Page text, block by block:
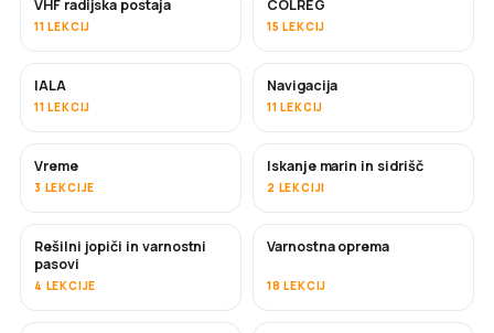
VHF radijska postaja
11 LEKCIJ
COLREG
15 LEKCIJ
IALA
11 LEKCIJ
Navigacija
11 LEKCIJ
Vreme
3 LEKCIJE
Iskanje marin in sidrišč
2 LEKCIJI
Rešilni jopiči in varnostni
pasovi
4 LEKCIJE
Varnostna oprema
18 LEKCIJ